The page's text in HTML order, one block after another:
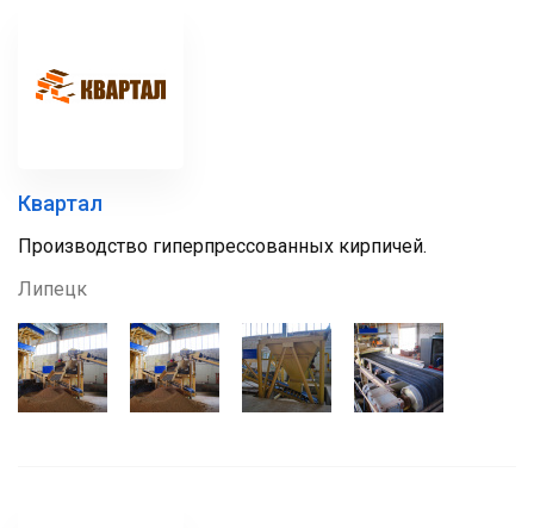
Квартал
Производство гиперпрессованных кирпичей.
Липецк